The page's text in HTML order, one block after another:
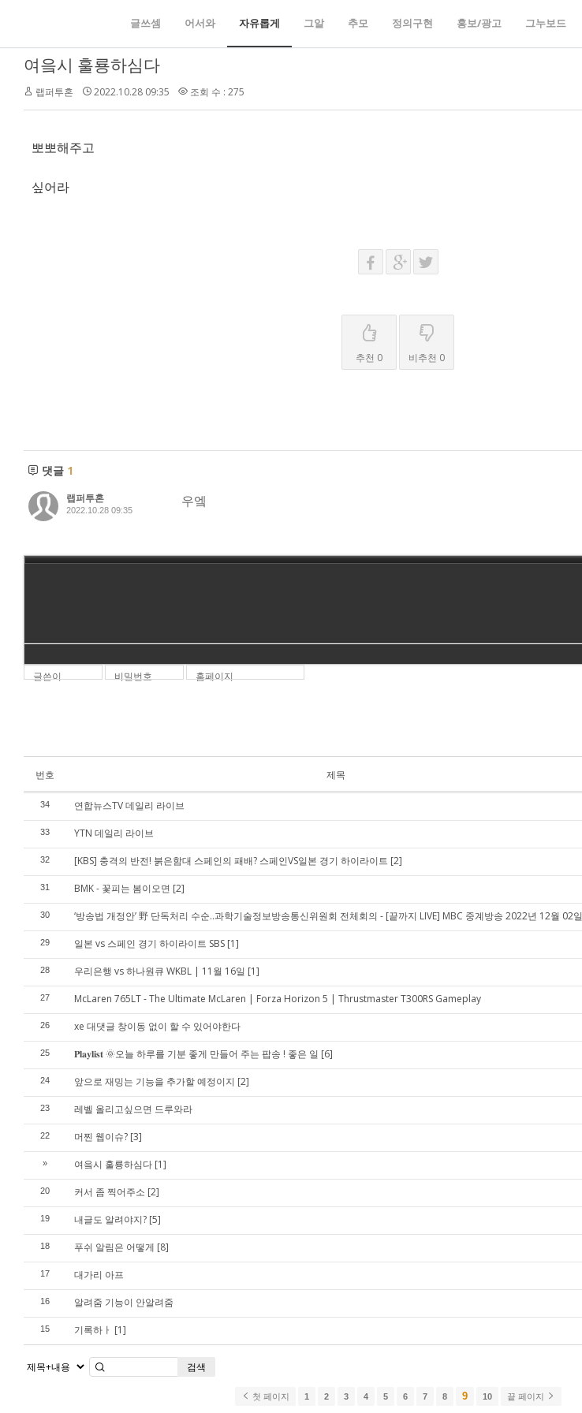
글쓰셈 어서와 자유롭게 그알 추모 정의구현 홍보/광고 그누보드
여읔시 훌룡하심다
랩퍼투혼 2022.10.28 09:35 조회 수 : 275
뽀뽀해주고
싶어라
추천 0 비추천 0
댓글 1
랩퍼투혼
2022.10.28 09:35
우엨
글쓴이 비밀번호 홈페이지
번호 제목
34 연합뉴스TV 데일리 라이브
33 YTN 데일리 라이브
32 [KBS] 충격의 반전! 붉은함대 스페인의 패배? 스페인VS일본 경기 하이라이트 [2]
31 BMK - 꽃피는 봄이오면 [2]
30 ‘방송법 개정안’ 野 단독처리 수순..과학기술정보방송통신위원회 전체회의 - [끝까지 LIVE] MBC 중계방송 2022년 12월 02일
29 일본 vs 스페인 경기 하이라이트 SBS [1]
28 우리은행 vs 하나원큐 WKBL | 11월 16일 [1]
27 McLaren 765LT - The Ultimate McLaren | Forza Horizon 5 | Thrustmaster T300RS Gameplay
26 xe 대댓글 창이동 없이 할 수 있어야한다
25 𝐏𝐥𝐚𝐲𝐥𝐢𝐬𝐭 🌞오늘 하루를 기분 좋게 만들어 주는 팝송 ! 좋은 일 [6]
24 앞으로 재밍는 기능을 추가할 예정이지 [2]
23 레벨 올리고싶으면 드루와라
22 머찐 웹이슈? [3]
» 여읔시 훌룡하심다 [1]
20 커서 좀 찍어주소 [2]
19 내글도 알려야지? [5]
18 푸쉬 알림은 어떻게 [8]
17 대가리 아프
16 알려줌 기능이 안알려줌
15 기록하ㅏ [1]
검색
첫 페이지 1 2 3 4 5 6 7 8 9 10 끝 페이지